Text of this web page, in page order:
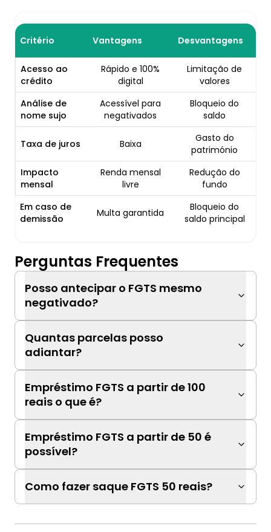
Critério Vantagens Desvantagens
Acesso ao
crédito
Rápido e 100%
digital
Limitação de
valores
Análise de
nome sujo
Acessível para
negativados
Bloqueio do
saldo
Taxa de juros Baixa
Gasto do
património
Impacto
mensal
Renda mensal
livre
Redução do
fundo
Em caso de
demissão
Multa garantida
Bloqueio do
saldo principal
Perguntas Frequentes
Posso antecipar o FGTS mesmo
negativado?
Quantas parcelas posso
adiantar?
Empréstimo FGTS a partir de 100
reais o que é?
Empréstimo FGTS a partir de 50 é
possível?
Como fazer saque FGTS 50 reais?